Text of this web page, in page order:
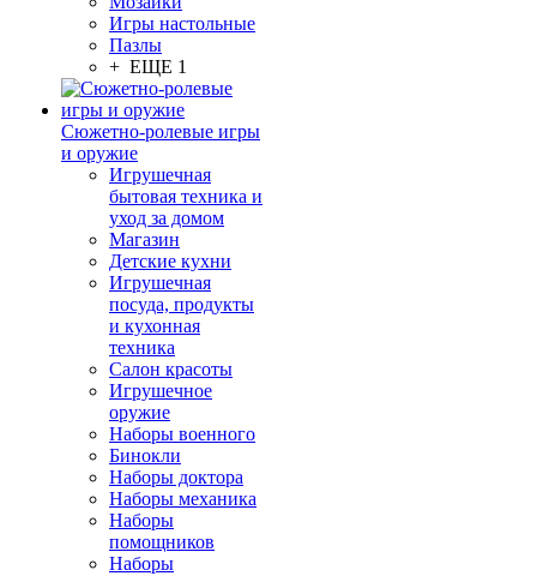
Игры настольные
Пазлы
+ ЕЩЕ 1
Сюжетно-ролевые игры
и оружие
Игрушечная
бытовая техника и
уход за домом
Магазин
Детские кухни
Игрушечная
посуда, продукты
и кухонная
техника
Салон красоты
Игрушечное
оружие
Наборы военного
Бинокли
Наборы доктора
Наборы механика
Наборы
помощников
Наборы